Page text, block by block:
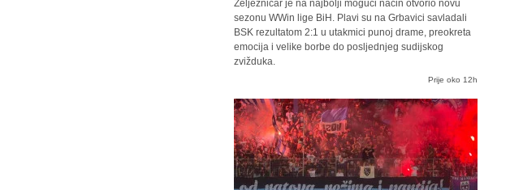
Željezničar je na najbolji mogući način otvorio novu
sezonu WWin lige BiH. Plavi su na Grbavici savladali
BSK rezultatom 2:1 u utakmici punoj drame, preokreta
emocija i velike borbe do posljednjeg sudijskog
zvižduka.
Prije oko 12h